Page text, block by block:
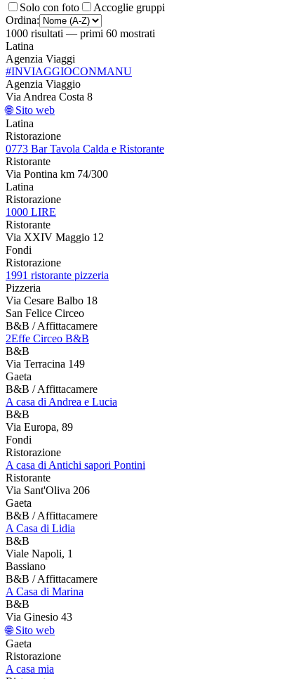
Solo con foto
Accoglie gruppi
Ordina:
1000 risultati — primi 60 mostrati
Latina
Agenzia Viaggi
#INVIAGGIOCONMANU
Agenzia Viaggio
Via Andrea Costa 8
🌐 Sito web
Latina
Ristorazione
0773 Bar Tavola Calda e Ristorante
Ristorante
Via Pontina km 74/300
Latina
Ristorazione
1000 LIRE
Ristorante
Via XXIV Maggio 12
Fondi
Ristorazione
1991 ristorante pizzeria
Pizzeria
Via Cesare Balbo 18
San Felice Circeo
B&B / Affittacamere
2Effe Circeo B&B
B&B
Via Terracina 149
Gaeta
B&B / Affittacamere
A casa di Andrea e Lucia
B&B
Via Europa, 89
Fondi
Ristorazione
A casa di Antichi sapori Pontini
Ristorante
Via Sant'Oliva 206
Gaeta
B&B / Affittacamere
A Casa di Lidia
B&B
Viale Napoli, 1
Bassiano
B&B / Affittacamere
A Casa di Marina
B&B
Via Ginesio 43
🌐 Sito web
Gaeta
Ristorazione
A casa mia